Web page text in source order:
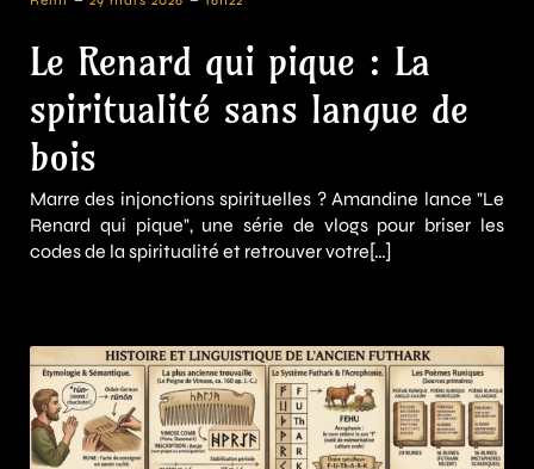
Le Renard qui pique : La
spiritualité sans langue de
bois
Marre des injonctions spirituelles ? Amandine lance "Le
Renard qui pique", une série de vlogs pour briser les
codes de la spiritualité et retrouver votre[…]